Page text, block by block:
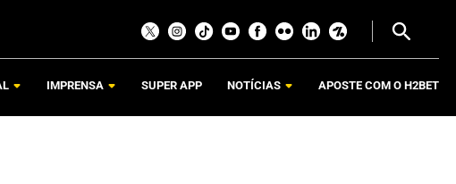
IMPRENSA SUPER APP NOTÍCIAS APOSTE COM O H2BET